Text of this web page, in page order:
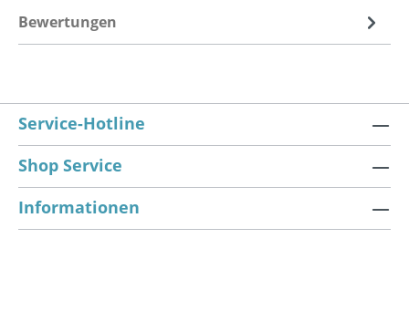
Bewertungen
Service-Hotline
Shop Service
Informationen